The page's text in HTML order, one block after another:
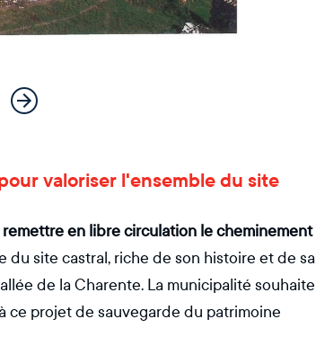
valoriser l'ensemble du site
remettre en libre circulation le cheminement
du site castral, riche de son histoire et de sa
de la Charente. La municipalité souhaite
ce projet de sauvegarde du patrimoine